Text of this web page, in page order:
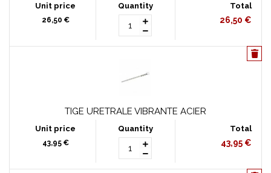
26,50 € 26,50 €
TIGE URETRALE VIBRANTE ACIER
43,95 € 43,95 €